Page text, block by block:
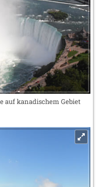
auf kanadischem Gebiet